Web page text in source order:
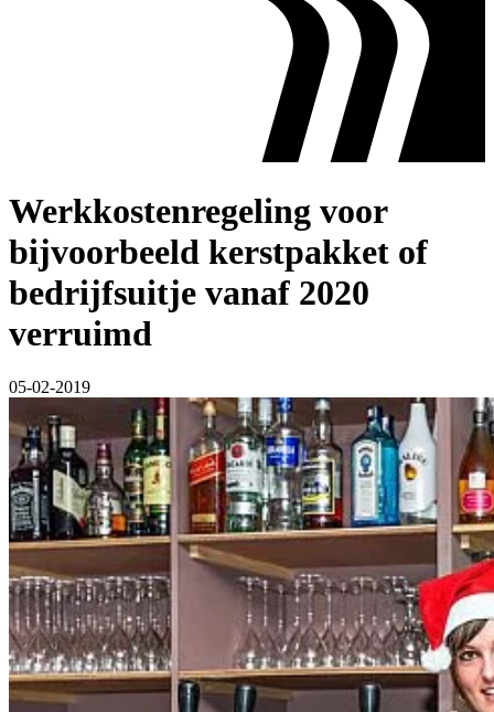
Werkkostenregeling voor
bijvoorbeeld kerstpakket of
bedrijfsuitje vanaf 2020
verruimd
05-02-2019